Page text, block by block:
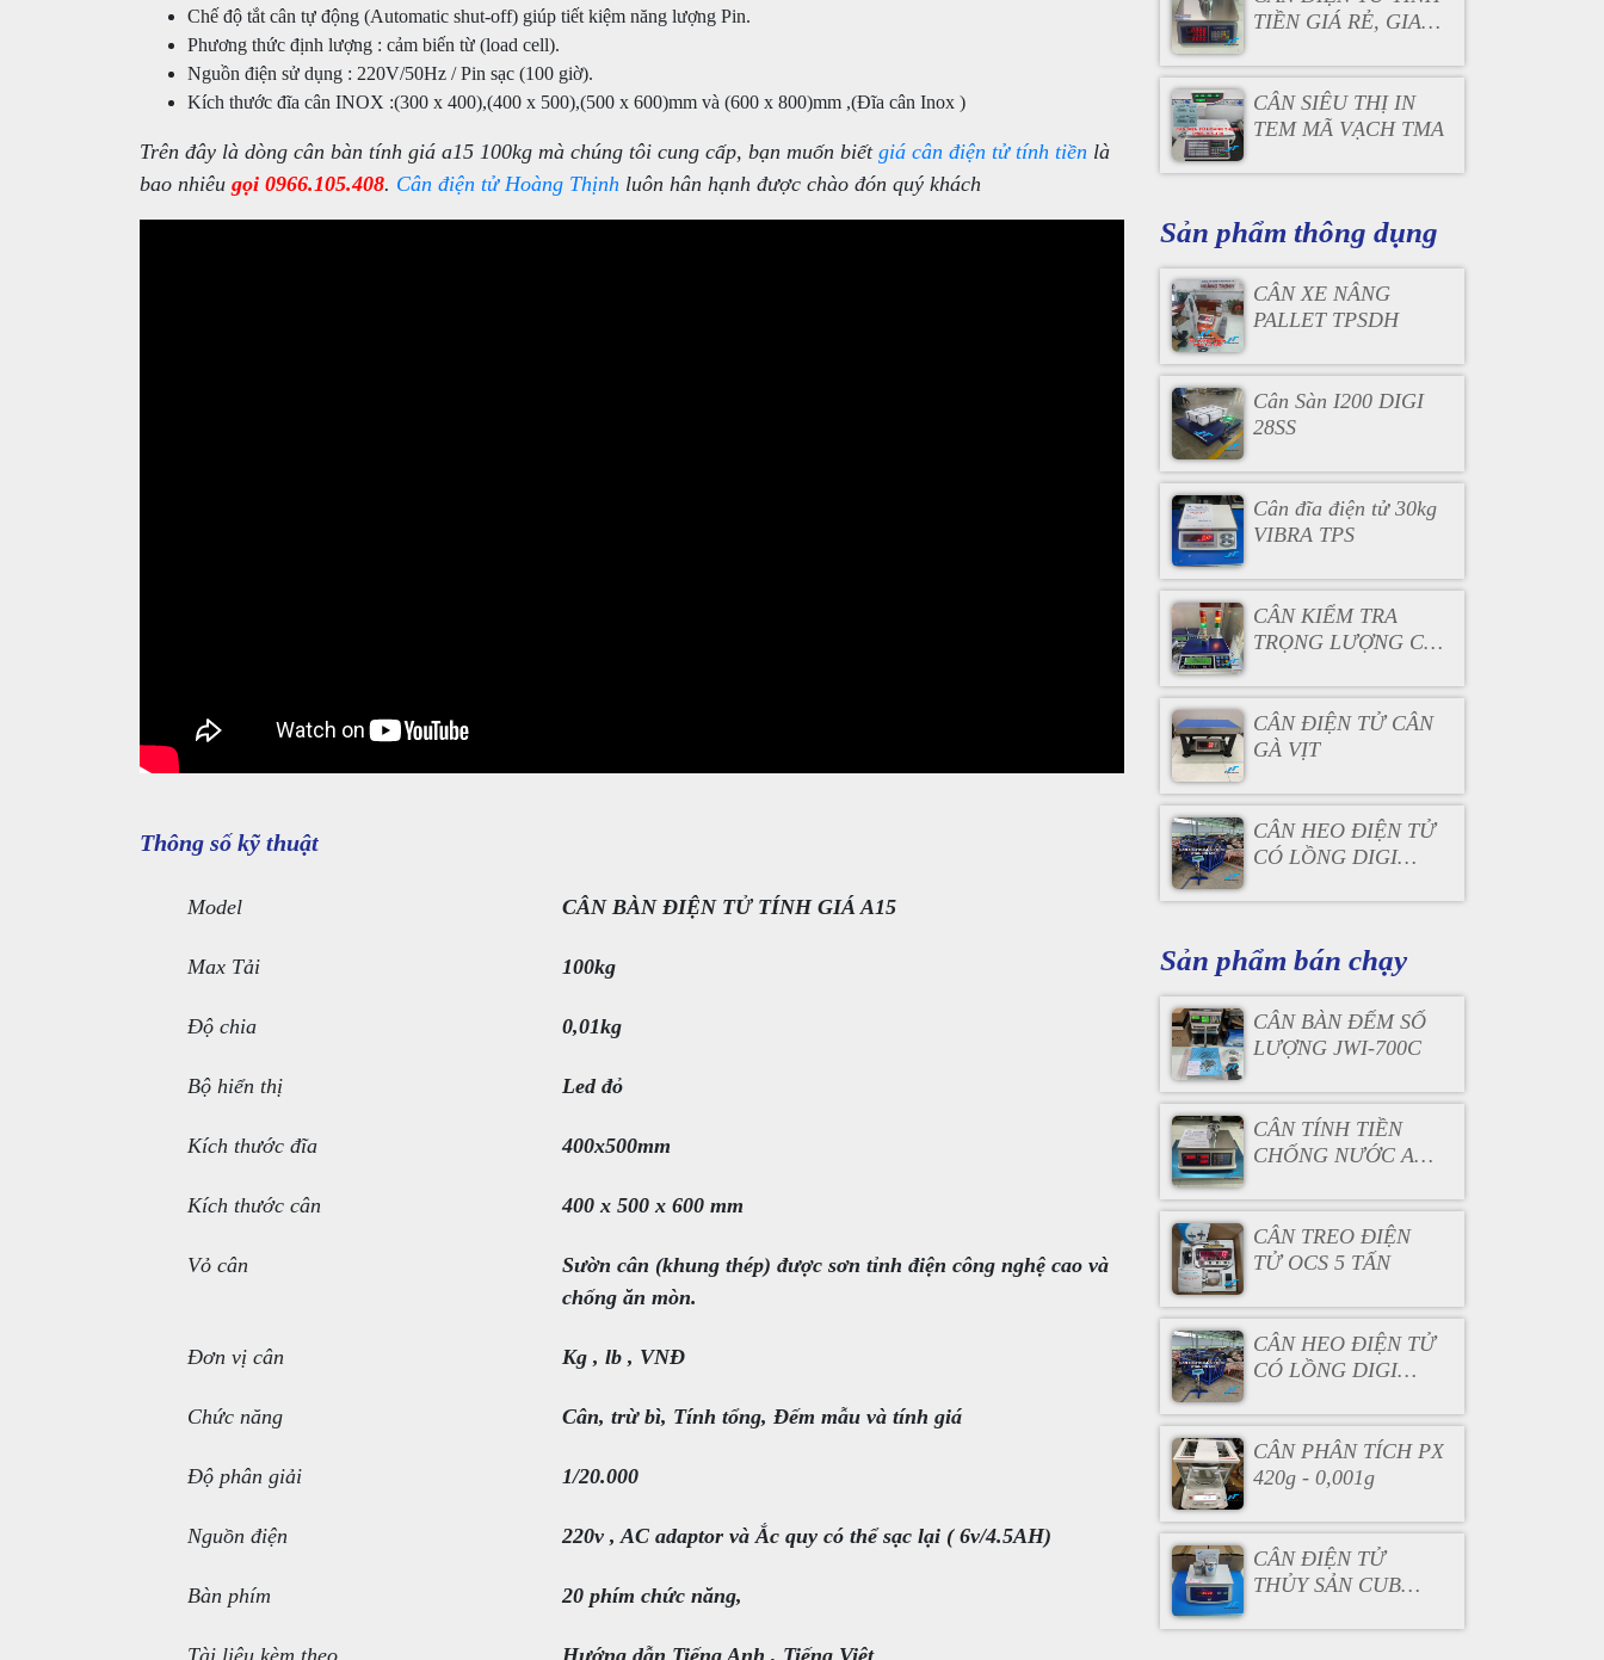
Chế độ tắt cân tự động (Automatic shut-off) giúp tiết kiệm năng lượng Pin.
Phương thức định lượng : cảm biến từ (load cell).
Nguồn điện sử dụng : 220V/50Hz / Pin sạc (100 giờ).
Kích thước đĩa cân INOX :(300 x 400),(400 x 500),(500 x 600)mm và (600 x 800)mm ,(Đĩa cân Inox )
Trên đây là dòng cân bàn tính giá a15 100kg mà chúng tôi cung cấp, bạn muốn biết giá cân điện tử tính tiền là
bao nhiêu gọi 0966.105.408. Cân điện tử Hoàng Thịnh luôn hân hạnh được chào đón quý khách
Thông số kỹ thuật
Model CÂN BÀN ĐIỆN TỬ TÍNH GIÁ A15
Max Tải 100kg
Độ chia 0,01kg
Bộ hiển thị Led đỏ
Kích thước đĩa 400x500mm
Kích thước cân 400 x 500 x 600 mm
Vỏ cân
Sườn cân (khung thép) được sơn tỉnh điện công nghệ cao và
chống ăn mòn.
Đơn vị cân Kg , lb , VNĐ
Chức năng Cân, trừ bì, Tính tổng, Đếm mẫu và tính giá
Độ phân giải 1/20.000
Nguồn điện 220v , AC adaptor và Ắc quy có thể sạc lại ( 6v/4.5AH)
Bàn phím 20 phím chức năng,
TIỀN GIÁ RẺ, GIAO
CHÓNG
CÂN SIÊU THỊ IN
TEM MÃ VẠCH TMA
Sản phẩm thông dụng
CÂN XE NÂNG
PALLET TPSDH
Cân Sàn I200 DIGI
28SS
Cân đĩa điện tử 30kg
VIBRA TPS
CÂN KIỂM TRA
TRỌNG LƯỢNG CÓ
CÂN ĐIỆN TỬ CÂN
GÀ VỊT
CÂN HEO ĐIỆN TỬ
CÓ LỒNG DIGI
Sản phẩm bán chạy
CÂN BÀN ĐẾM SỐ
LƯỢNG JWI-700C
CÂN TÍNH TIỀN
CHỐNG NƯỚC AC
CÂN TREO ĐIỆN
TỬ OCS 5 TẤN
CÂN HEO ĐIỆN TỬ
CÓ LỒNG DIGI
CÂN PHÂN TÍCH PX
420g - 0,001g
CÂN ĐIỆN TỬ
THỦY SẢN CUB